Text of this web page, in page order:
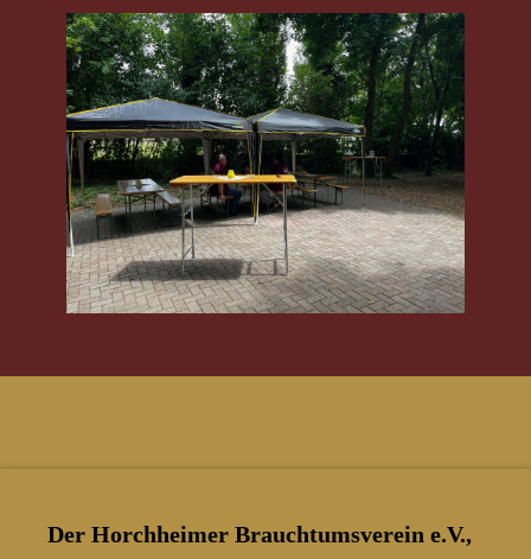
Der Horchheimer Brauchtumsverein e.V.,